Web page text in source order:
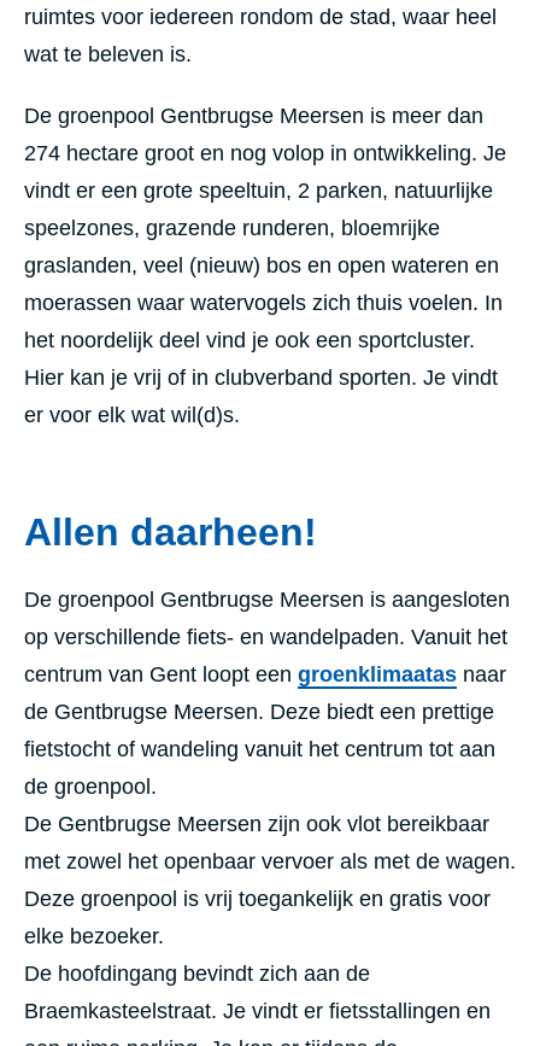
ruimtes voor iedereen rondom de stad, waar heel
wat te beleven is.
De groenpool Gentbrugse Meersen is meer dan
274 hectare groot en nog volop in ontwikkeling. Je
vindt er een grote speeltuin, 2 parken, natuurlijke
speelzones, grazende runderen, bloemrijke
graslanden, veel (nieuw) bos en open wateren en
moerassen waar watervogels zich thuis voelen. In
het noordelijk deel vind je ook een sportcluster.
Hier kan je vrij of in clubverband sporten. Je vindt
er voor elk wat wil(d)s.
Allen daarheen!
De groenpool Gentbrugse Meersen is aangesloten
op verschillende fiets- en wandelpaden. Vanuit het
centrum van Gent loopt een groenklimaatas naar
de Gentbrugse Meersen. Deze biedt een prettige
fietstocht of wandeling vanuit het centrum tot aan
de groenpool.
De Gentbrugse Meersen zijn ook vlot bereikbaar
met zowel het openbaar vervoer als met de wagen.
Deze groenpool is vrij toegankelijk en gratis voor
elke bezoeker.
De hoofdingang bevindt zich aan de
Braemkasteelstraat. Je vindt er fietsstallingen en